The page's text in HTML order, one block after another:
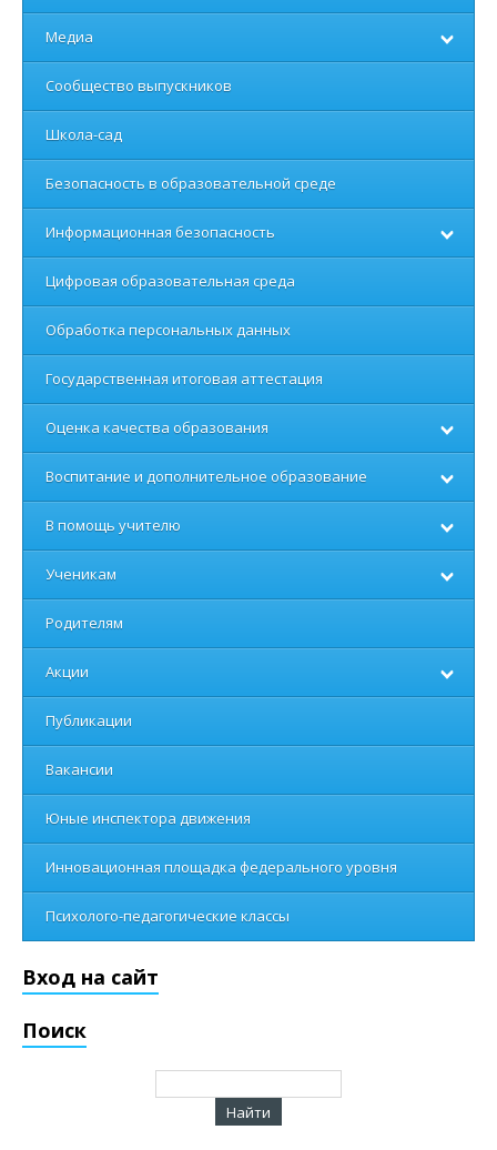
Медиа
Сообщество выпускников
Школа-сад
Безопасность в образовательной среде
Информационная безопасность
Цифровая образовательная среда
Обработка персональных данных
Государственная итоговая аттестация
Оценка качества образования
Воспитание и дополнительное образование
В помощь учителю
Ученикам
Родителям
Акции
Публикации
Вакансии
Юные инспектора движения
Инновационная площадка федерального уровня
Психолого-педагогические классы
Вход на сайт
Поиск